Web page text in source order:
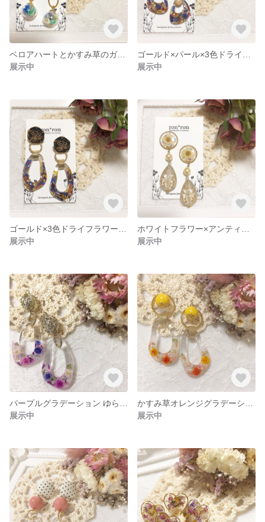
ベロアハートとかすみ草のガラスドーム.＊ (ピアス/イヤリング))
展示中
展示中
展示中
展示中
展示中
展示中